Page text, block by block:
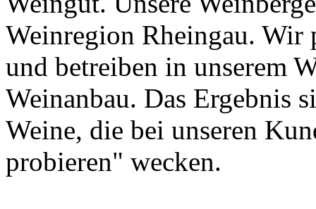
Weinregion Rheingau. Wir
und betreiben in unserem
Weinanbau. Das Ergebnis
Weine, die bei unseren
probieren" wecken.